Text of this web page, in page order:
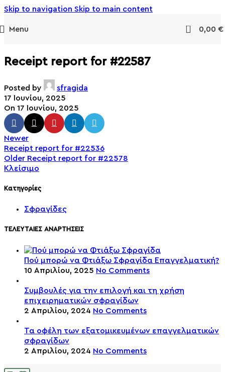
Skip to navigation Skip to main content
Menu 0 0,00 €
Receipt report for #22587
Posted by
sfragida
17 Ιουνίου, 2025
On 17 Ιουνίου, 2025
Newer
Receipt report for #22536
Older Receipt report for #22578
Κλείσιμο
Kατηγορίες
Σφραγίδες
ΤΕΛΕΥΤΑΙΕΣ ΑΝΑΡΤΗΣΕΙΣ
Πού μπορώ να Φτιάξω Σφραγίδα Επαγγελματική?
10 Απριλίου, 2025 No Comments
Συμβουλές για την επιλογή και τη χρήση
επιχειρηματικών σφραγίδων
2 Απριλίου, 2024 No Comments
Τα οφέλη των εξατομικευμένων επαγγελματικών
σφραγίδων
2 Απριλίου, 2024 No Comments